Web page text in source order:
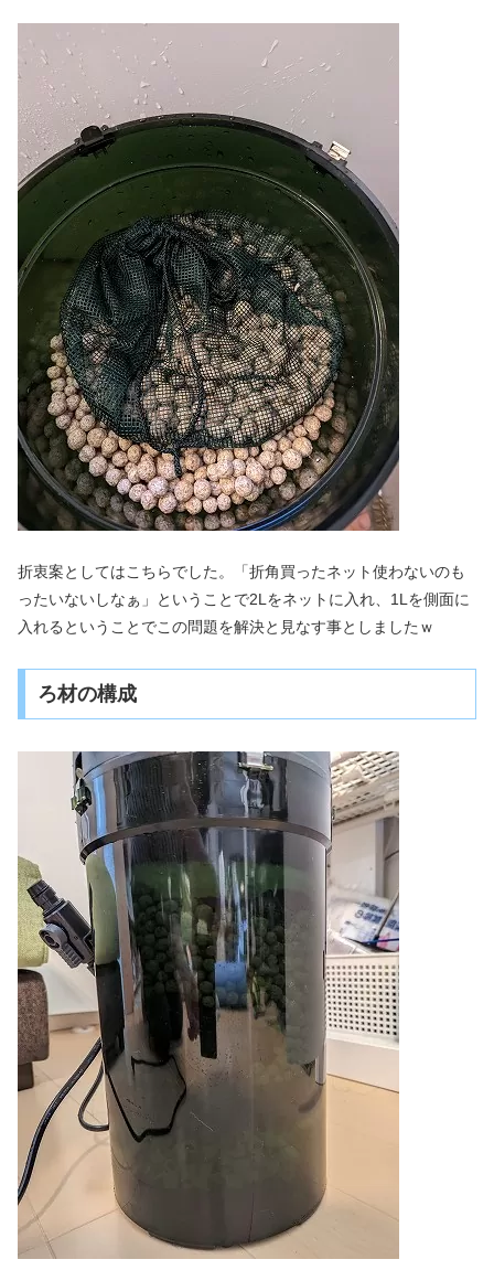
折衷案としてはこちらでした。「折角買ったネット使わないのも
ったいないしなぁ」ということで2Lをネットに入れ、1Lを側面に
入れるということでこの問題を解決と見なす事としましたｗ
ろ材の構成